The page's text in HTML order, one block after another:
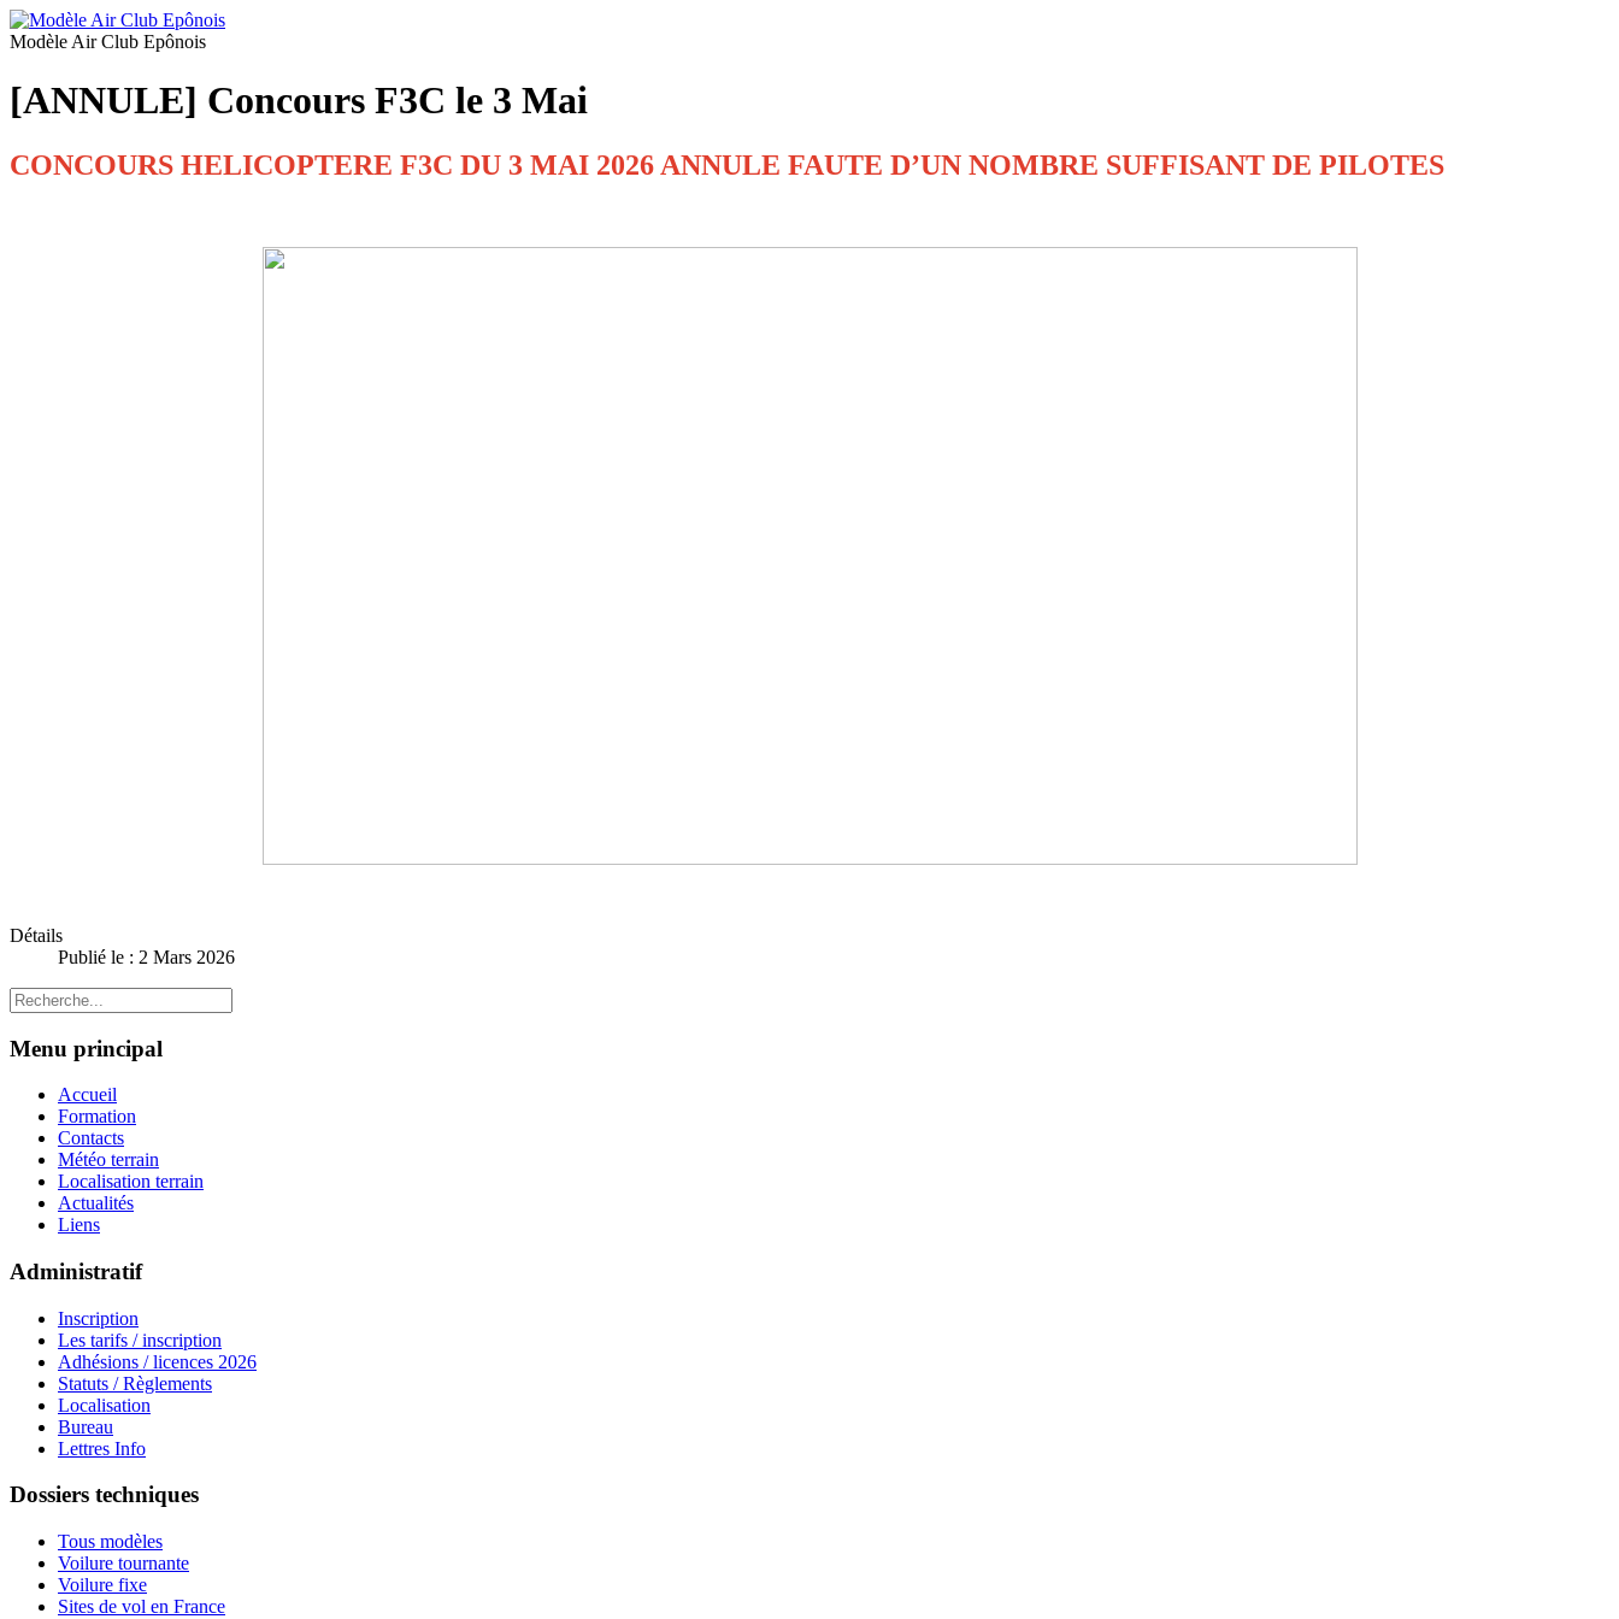
Modèle Air Club Epônois
[ANNULE] Concours F3C le 3 Mai
CONCOURS HELICOPTERE F3C DU 3 MAI 2026 ANNULE FAUTE D’UN NOMBRE SUFFISANT DE PILOTES
Détails
Publié le : 2 Mars 2026
Menu principal
Accueil
Formation
Contacts
Météo terrain
Localisation terrain
Actualités
Liens
Administratif
Inscription
Les tarifs / inscription
Adhésions / licences 2026
Statuts / Règlements
Localisation
Bureau
Lettres Info
Dossiers techniques
Tous modèles
Voilure tournante
Voilure fixe
Sites de vol en France